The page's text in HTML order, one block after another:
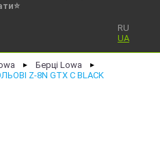
RU
UA
► Берці Lowa ►
Z-8N GTX C BLACK